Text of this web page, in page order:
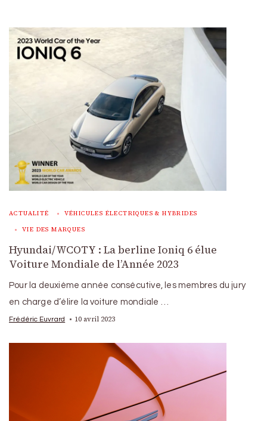
ACTUALITÉ VÉHICULES ÉLECTRIQUES & HYBRIDES
VIE DES MARQUES
Hyundai/WCOTY : La berline Ioniq 6 élue
Voiture Mondiale de l’Année 2023
Pour la deuxième année consécutive, les membres du jury
en charge d’élire la voiture mondiale …
Frédéric Euvrard 10 avril 2023